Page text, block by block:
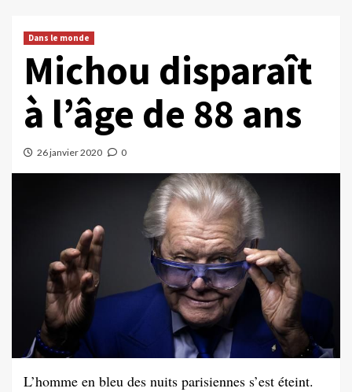
Dans le monde
Michou disparaît
à l’âge de 88 ans
26 janvier 2020 0
L’homme en bleu des nuits parisiennes s’est éteint.